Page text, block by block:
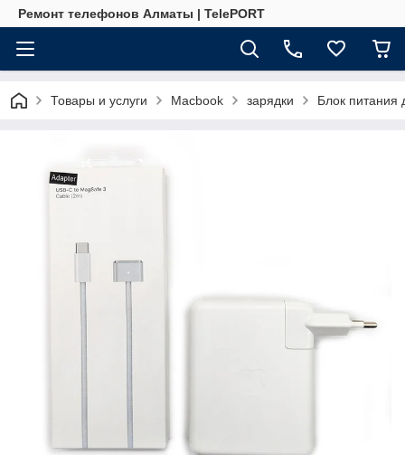
Ремонт телефонов Алматы | TelePORT
Товары и услуги Macbook зарядки Блок питания